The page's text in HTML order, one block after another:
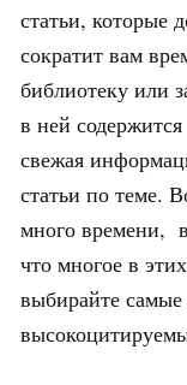
статьи, которые
сократит вам
библиотеку или
в ней
свежая
статьи по теме.
много времени,
что многое в
выбирайте